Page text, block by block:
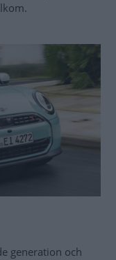
generation och